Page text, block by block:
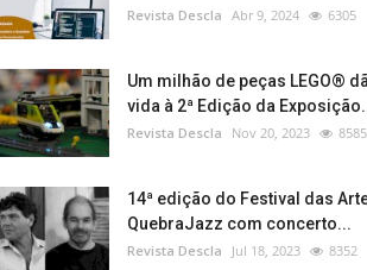
Revista Descla Abr 9, 2024 6305
Um milhão de peças LEGO®
vida à 2ª Edição da
Revista Descla Nov 20, 2023 8585
14ª edição do Festival das
QuebraJazz com concerto...
Revista Descla Jul 18, 2023 8352